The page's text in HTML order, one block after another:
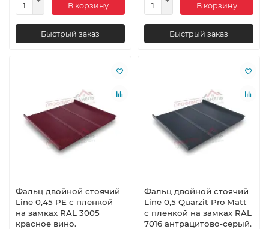
В корзину
Быстрый заказ
В корзину
Быстрый заказ
Фальц двойной стоячий
Line 0,45 PE с пленкой
на замках RAL 3005
красное вино.
Фальц двойной стоячий
Line 0,5 Quarzit Pro Matt
с пленкой на замках RAL
7016 антрацитово-серый.